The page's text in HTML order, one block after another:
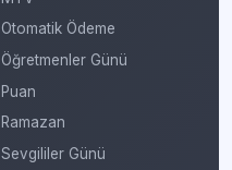
Otomatik Ödeme
Öğretmenler Günü
Puan
Ramazan
Sevgililer Günü